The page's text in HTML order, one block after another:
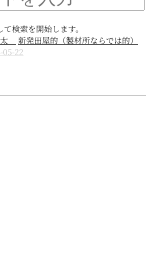
検索を開始します。
新発田屋的（製材所ならでは的）
05-22